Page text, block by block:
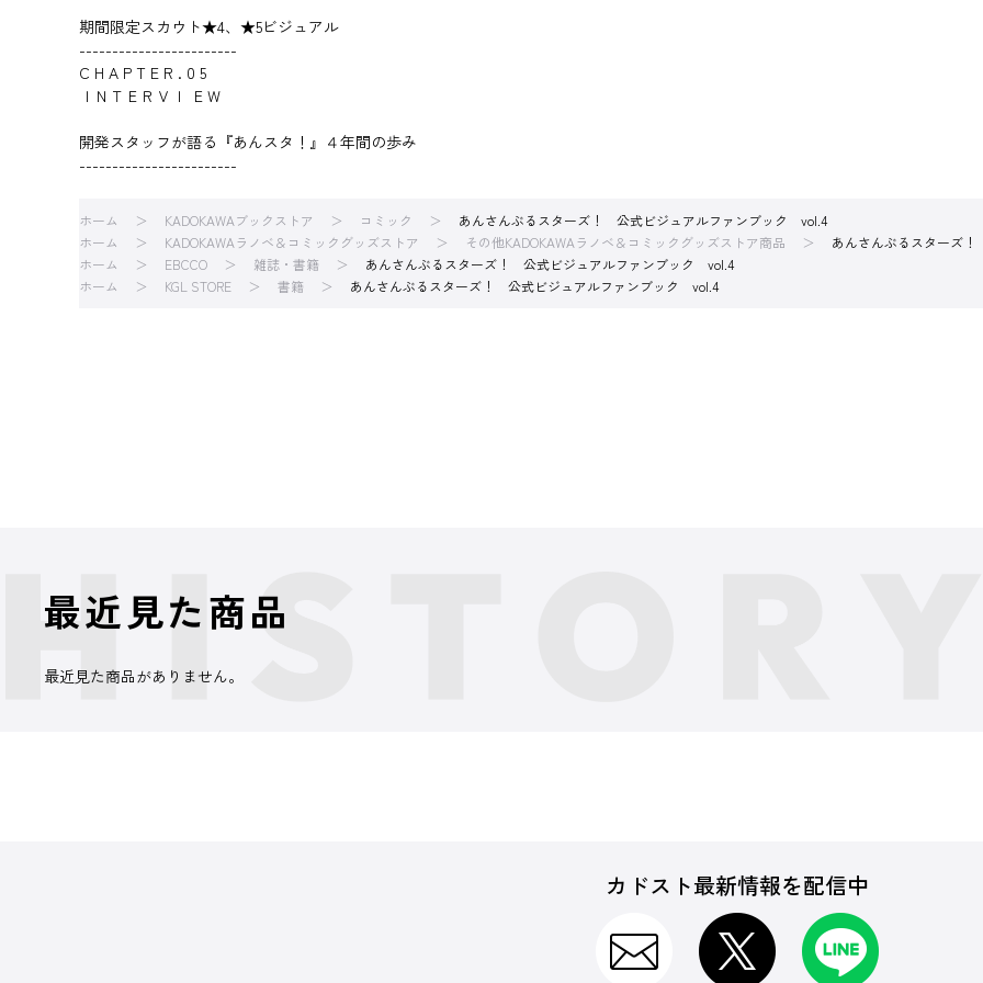
期間限定スカウト★4、★5ビジュアル
------------------------
C H A P T E R . 0 5
ＩＮＴＥＲＶＩ ＥＷ
開発スタッフが語る『あんスタ！』４年間の歩み
------------------------
ホーム KADOKAWAブックストア コミック
あんさんぶるスターズ！ 公式ビジュアルファンブック vol.4
ホーム
KADOKAWAラノベ＆コミックグッズストア その他KADOKAWAラノベ＆コミックグッズストア商品
あんさんぶるスターズ
ホーム
EBCCO 雑誌・書籍
あんさんぶるスターズ！ 公式ビジュアルファンブック vol.4
ホーム
KGL STORE 書籍 あんさんぶるスターズ！ 公式ビジュアルファンブック vol.4
最近見た商品
最近見た商品がありません。
カドスト最新情報を配信中